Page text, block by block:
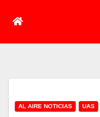
AL AIRE NOTICIAS UAS